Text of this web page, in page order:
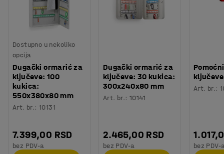
Dostupno u nekoliko
opcija
Dugački ormarić za
ključeve: 100
kukica:
550x380x80 mm
Art. br.:10131
7.399,00 RSD
bez PDV-a
Dugački ormarić za
ključeve: 30 kukica:
300x240x80 mm
Art. br.: 10141
2.465,00 RSD
bez PDV-a
ključeve
Art. br.:
bez PDV-